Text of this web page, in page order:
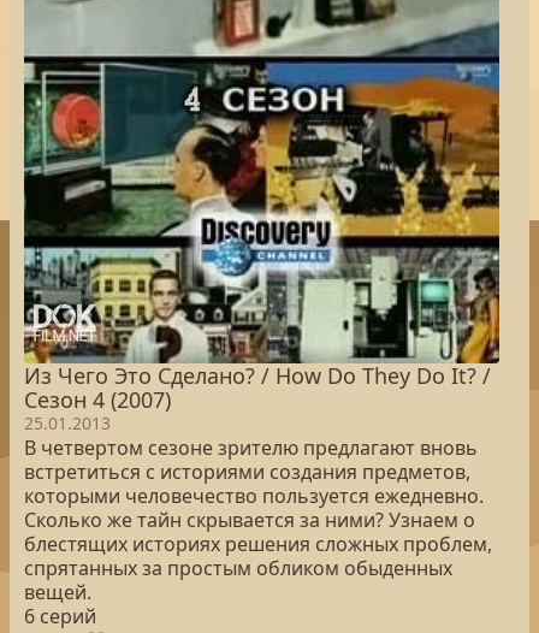
Из Чего Это Сделано? / How Do They Do It? /
Сезон 4 (2007)
25.01.2013
В четвертом сезоне зрителю предлагают вновь
встретиться с историями создания предметов,
которыми человечество пользуется ежедневно.
Сколько же тайн скрывается за ними? Узнаем о
блестящих историях решения сложных проблем,
спрятанных за простым обликом обыденных
вещей.
6 серий